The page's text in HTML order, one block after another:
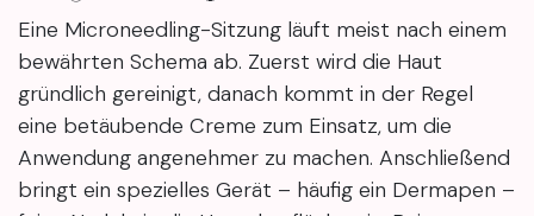
Eine Microneedling-Sitzung läuft meist nach einem
bewährten Schema ab. Zuerst wird die Haut
gründlich gereinigt, danach kommt in der Regel
eine betäubende Creme zum Einsatz, um die
Anwendung angenehmer zu machen. Anschließend
bringt ein spezielles Gerät – häufig ein Dermapen –